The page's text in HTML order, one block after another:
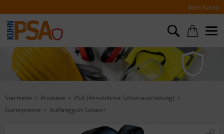
Mein Konto
Startseite Produkte
PSA (Persönliche Schutzausrüstung)
Gurtsysteme
Auffanggurt Salvex+